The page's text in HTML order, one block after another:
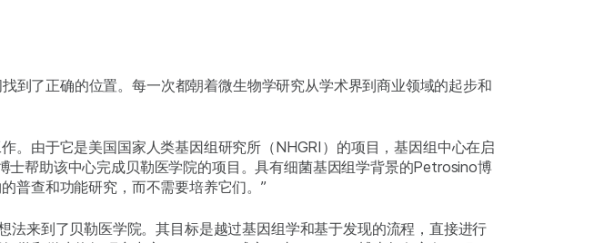
了正确的位置。每一次都朝着微生物学研究从学术界到商业领域的起步和
。由于它是美国国家人类基因组研究所（NHGRI）的项目，基因组中心在启
帮助该中心完成贝勒医学院的项目。具有细菌基因组学背景的Petrosino博
普查和功能研究，而不需要培养它们。”
来到了贝勒医学院。其目标是越过基因组学和基于发现的流程，直接进行